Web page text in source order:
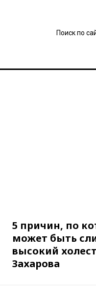
5 причин, по
может быть
высокий
Захарова